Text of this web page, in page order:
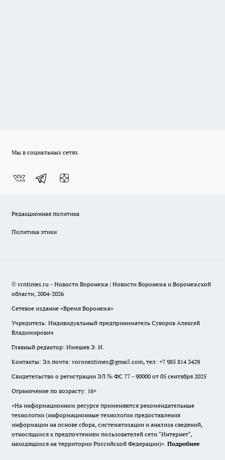
Мы в социальных сетях
Редакционная политика
Политика этики
© vrntimes.ru - Новости Воронежа | Новости Воронежа и Воронежской
области, 2004-2026
Сетевое издание «Время Воронежа»
Учредитель: Индивидуальный предприниматель Суворов Алексей
Владимирович
Главный редактор: Имешев Э. И.
Контакты: Эл.почта: voroneztimes@gmail.com, тел: +7 985 814 3429
Свидетельство о регистрации ЭЛ № ФС 77 - 90000 от 05 сентября 2025
Ограничение по возрасту: 16+
«На информационном ресурсе применяются рекомендательные
технологии (информационные технологии предоставления
информации на основе сбора, систематизации и анализа сведений,
относящихся к предпочтениям пользователей сети "Интернет",
находящихся на территории Российской Федерации)». Подробнее